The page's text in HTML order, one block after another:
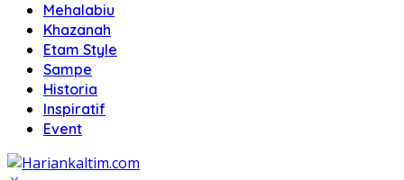
Mehalabiu
Khazanah
Etam Style
Sampe
Historia
Inspiratif
Event